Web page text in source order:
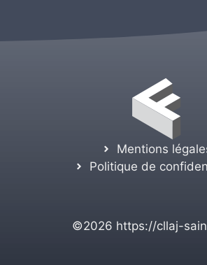
Mentions
Politique de
©2026 https://cllaj-